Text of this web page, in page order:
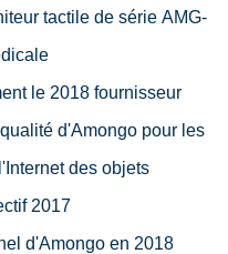
tactile de série AMG-
le 2018 fournisseur
d'Amongo pour les
des objets
2017
d'Amongo en 2018